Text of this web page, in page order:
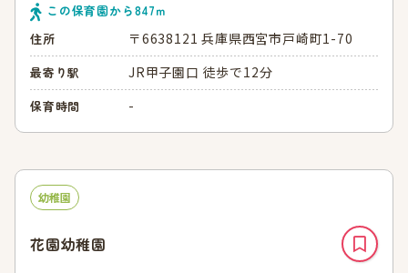
この保育園から847ｍ
住所
〒6638121 兵庫県西宮市戸崎町1-70
最寄り駅 JR甲子園口 徒歩で12分
保育時間 -
幼稚園
花園幼稚園